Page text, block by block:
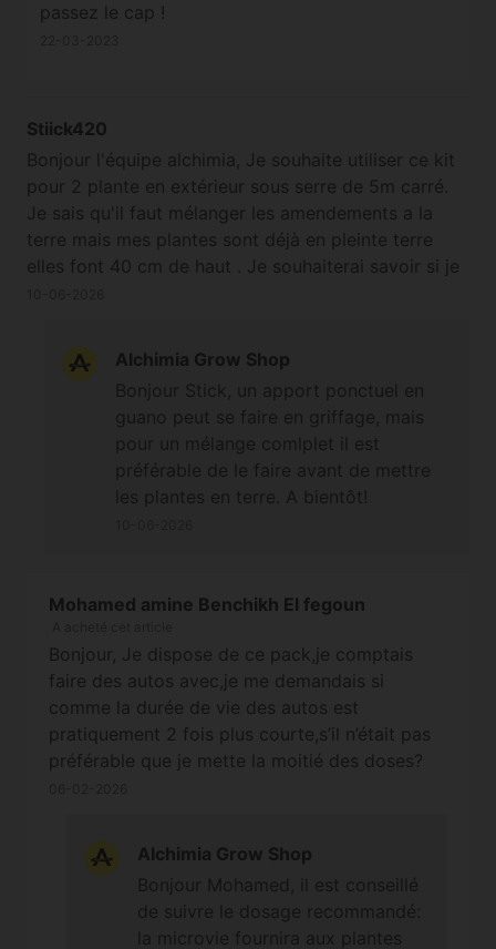
passez le cap !
Stiick420
Bonjour l'équipe alchimia, Je souhaite utiliser ce kit
pour 2 plante en extérieur sous serre de 5m carré.
Je sais qu'il faut mélanger les amendements a la
terre mais mes plantes sont déjà en pleinte terre
elles font 40 cm de haut . Je souhaiterai savoir si je
Alchimia Grow Shop
Mohamed amine Benchikh El fegoun
Bonjour, Je dispose de ce pack,je comptais
faire des autos avec,je me demandais si
comme la durée de vie des autos est
pratiquement 2 fois plus courte,s’il n’était pas
préférable que je mette la moitié des doses?
Alchimia Grow Shop